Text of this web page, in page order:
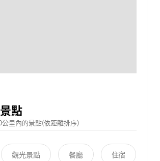
點
里內的景點(依距離排序)
觀光景點 餐廳 住宿